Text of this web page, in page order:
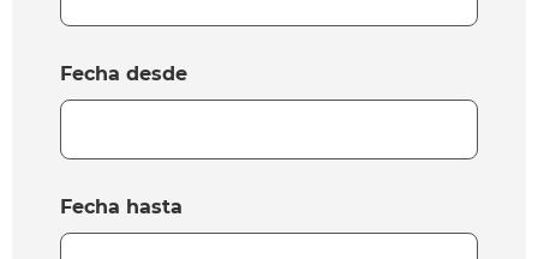
Fecha desde
Fecha hasta